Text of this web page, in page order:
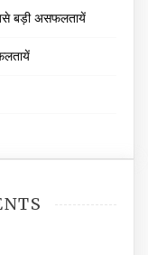
बड़ी असफलतायें